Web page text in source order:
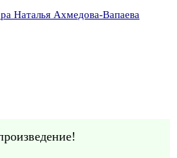
Наталья Ахмедова-Вапаева